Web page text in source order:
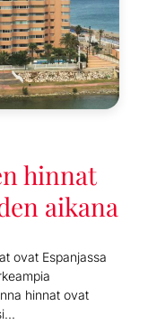
hinnat
aikana
ovat Espanjassa
hinnat ovat